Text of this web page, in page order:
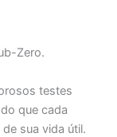
Zero.
testes
que cada
sua vida útil.